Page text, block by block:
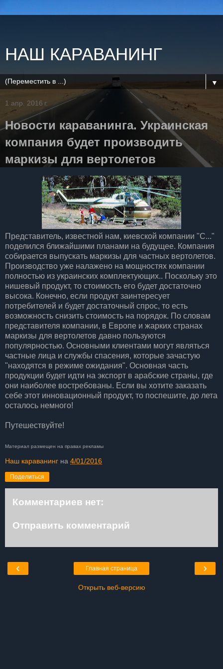
НАШ КАРАВАНИНГ
▼
1 апр. 2016 г.
Новости караванинга. Украинская
компания будет производить
маркизы для вертолетов
Представитель, известной нам, киевской компании "С..."
поделился ближайшими планами на будущее. Компания
собирается выпускать маркизы для частных вертолетов.
Производство уже налажено на мощностях компании
полностью из украинских комплектующих.. Поскольку это
нишевый продукт, то стоимость его будет достаточно
высока. Конечно, если продукт заинтересует
потребителей и будет достаточный спрос, то есть
возможность снизить стоимость на порядок. По словам
представителя компании, в Европе и жарких странах
маркизы для вертолетов давно пользуются
популярностью. Основными клиентами могут являться
частные лица и службы спасения, которые зачастую
"находятся в режиме ожидания". Основная часть
продукции будет идти на экспорт в арабские страны, где
они наиболее востребованы. Если вы хотите заказать
себе этот инновационный продукт, то поспешите, до лета
осталось немного!
Путешествуйте!
Материал размещен на правах рекламы
Наш караванинг на 4/01/2016
Поделиться
Комментариев нет:
Отправить комментарий
‹ ›
Главная страница
Открыть веб-версию